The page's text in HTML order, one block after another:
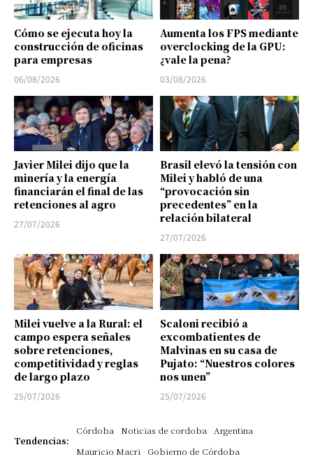
Cómo se ejecuta hoy la
construcción de oficinas
para empresas
06/08/2026
Aumenta los FPS mediante
overclocking de la GPU:
¿vale la pena?
03/08/2026
Javier Milei dijo que la
minería y la energía
financiarán el final de las
retenciones al agro
27/07/2026
Brasil elevó la tensión con
Milei y habló de una
“provocación sin
precedentes” en la
relación bilateral
27/07/2026
Milei vuelve a la Rural: el
campo espera señales
sobre retenciones,
competitividad y reglas
de largo plazo
25/07/2026
Scaloni recibió a
excombatientes de
Malvinas en su casa de
Pujato: “Nuestros colores
nos unen”
25/07/2026
Tendencias:
Córdoba Noticias de cordoba
Argentina
Mauricio Macri
Gobierno de Córdoba